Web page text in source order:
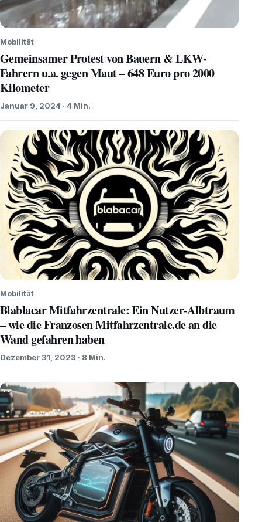
Mobilität
Gemeinsamer Protest von Bauern & LKW-
Fahrern u.a. gegen Maut – 648 Euro pro 2000
Kilometer
Januar 9, 2024 · 4 Min.
Mobilität
Blablacar Mitfahrzentrale: Ein Nutzer-Albtraum
– wie die Franzosen Mitfahrzentrale.de an die
Wand gefahren haben
Dezember 31, 2023 · 8 Min.